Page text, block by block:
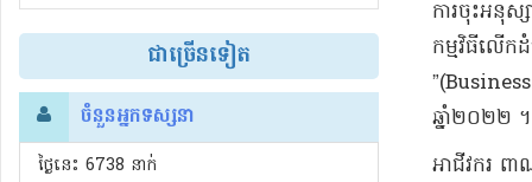
ពន្ធនិងអត់ច្បាប់នាំ
ចូល!?
ជាច្រើនទៀត
ចំនួនអ្នកទស្សនា
ថ្ងៃនេះ​ 6738 នាក់
ការចុះ​អនុ
កម្មវិធី​លើក
ឆ្នាំ​២០២២ ។​
អាជីវករ ព